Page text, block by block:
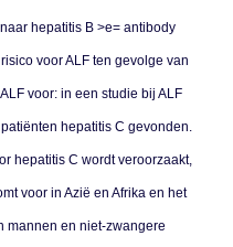
hepatitis B >e= antibody
voor ALF ten gevolge van
voor: in een studie bij ALF
hepatitis C gevonden.
hepatitis C wordt veroorzaakt,
voor in Azië en Afrika en het
mannen en niet-zwangere